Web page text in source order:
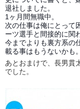
退社しました。
1ヶ月間無職中。
次の仕事は俺にとって
ーツ選手と間接的に関
今までよりも裏方系の
載る事はもうないかも。
あとおまけで、長男貫
でした。